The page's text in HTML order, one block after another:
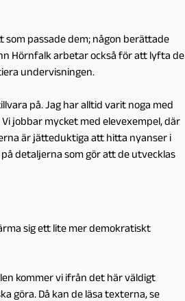
passade dem; någon berättade
Hörnfalk arbetar också för att lyfta de
undervisningen.
på. Jag har alltid varit noga med
jobbar mycket med elevexempel, där
är jätteduktiga att hitta nyanser i
detaljerna som gör att de utvecklas
sig ett lite mer demokratiskt
kommer vi ifrån det här väldigt
göra. Då kan de läsa texterna, se